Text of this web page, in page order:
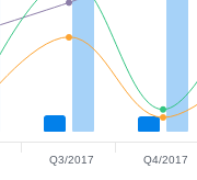
Q3/2017 Q4/2017